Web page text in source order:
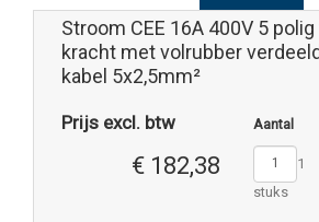
Stroom CEE 16A 400V 5
kracht met volrubber
kabel 5x2,5mm²
Prijs excl. btw
€ 182,38
Aantal
1
stuks